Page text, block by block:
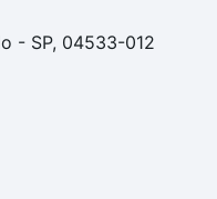
- SP, 04533-012